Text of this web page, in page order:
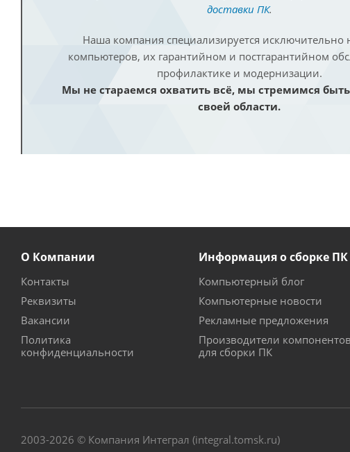
доставки ПК.
Наша компания специализируется исключительно
компьютеров, их гарантийном и постгарантийном
профилактике и модернизации.
Мы не стараемся охватить всё, мы стремимся
своей области.
О Компании
Контакты
Реквизиты
Вакансии
Политика
конфиденциальности
Информация о сборке ПК
Компьютерный блог
Компьютерные новости
Рекламные предложения
Производители компонентов
для сборки ПК
2003-2026 © Компания Интеграл (integral.tomsk.ru)